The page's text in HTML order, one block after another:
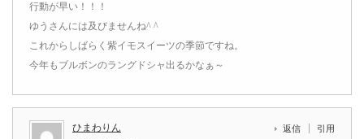
行動が早い！！！
ゆうさんには及びませんね^ ^
これからしばらく紫イモスイーツの季節ですね。
今年もブルボンのラングドシャ出るかなぁ～
ひまわりん 返信 引用